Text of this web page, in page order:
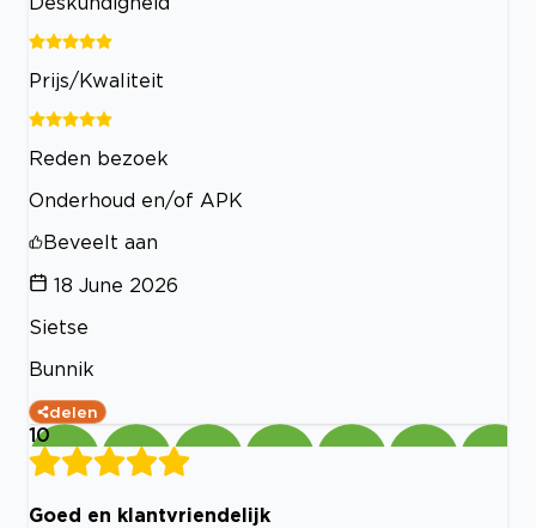
Prijs/Kwaliteit
Reden bezoek
Onderhoud en/of APK
Beveelt aan
18 June 2026
Sietse
Bunnik
delen
10
Goed en klantvriendelijk